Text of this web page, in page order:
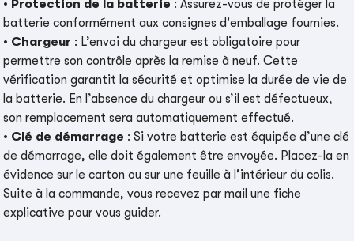
• Protection de la batterie : Assurez-vous de protéger la
batterie conformément aux consignes d'emballage fournies.
• Chargeur : L’envoi du chargeur est obligatoire pour
permettre son contrôle après la remise à neuf. Cette
vérification garantit la sécurité et optimise la durée de vie de
la batterie. En l’absence du chargeur ou s’il est défectueux,
son remplacement sera automatiquement effectué.
• Clé de démarrage : Si votre batterie est équipée d’une clé
de démarrage, elle doit également être envoyée. Placez-la en
évidence sur le carton ou sur une feuille à l’intérieur du colis.
Suite à la commande, vous recevez par mail une fiche
explicative pour vous guider.